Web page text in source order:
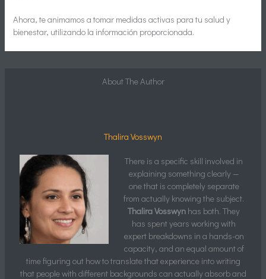
Ahora, te animamos a tomar medidas activas para tu salud y
bienestar, utilizando la información proporcionada.
About The Author
Thalira Vosswyn
There is a specific skill involved in
explaining something clearly —
one that is completely separate
from actually knowing the subject.
Thalira Vosswyn has both. They
has spent years working with
expert breakdowns in a hands-on
capacity, and an equal amount of
time figuring out how to translate that experience into writing
that people with different backgrounds can actually absorb and